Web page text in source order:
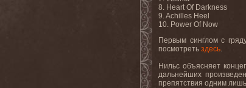
8. Heart Of Darkness
9. Achilles Heel
10. Power Of Now
Первым синглом с
посмотреть здесь.
Нильс объясняет
дальнейших
препятствия одним